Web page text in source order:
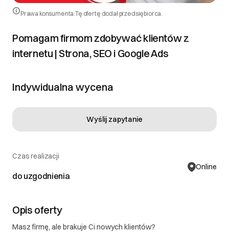
Prawa konsumenta:Tę ofertę dodał przedsiębiorca.
Pomagam firmom zdobywać klientów z
internetu | Strona, SEO i Google Ads
Indywidualna wycena
Czas realizacji
do uzgodnienia
Online
Wyślij zapytanie
Opis oferty
Masz firmę, ale brakuje Ci nowych klientów?